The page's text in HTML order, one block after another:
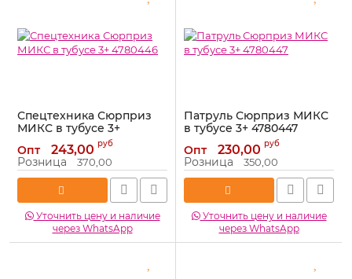
Спецтехника Сюрприз
МИКС в тубусе 3+
Артикул: 4780446
Опт 243,00 руб
Розница 370,00
Уточнить цену и наличие
через WhatsApp
Патруль Сюрприз МИКС
в тубусе 3+ 4780447
Артикул: 4780447
Опт 230,00 руб
Розница 350,00
Уточнить цену и наличие
через WhatsApp